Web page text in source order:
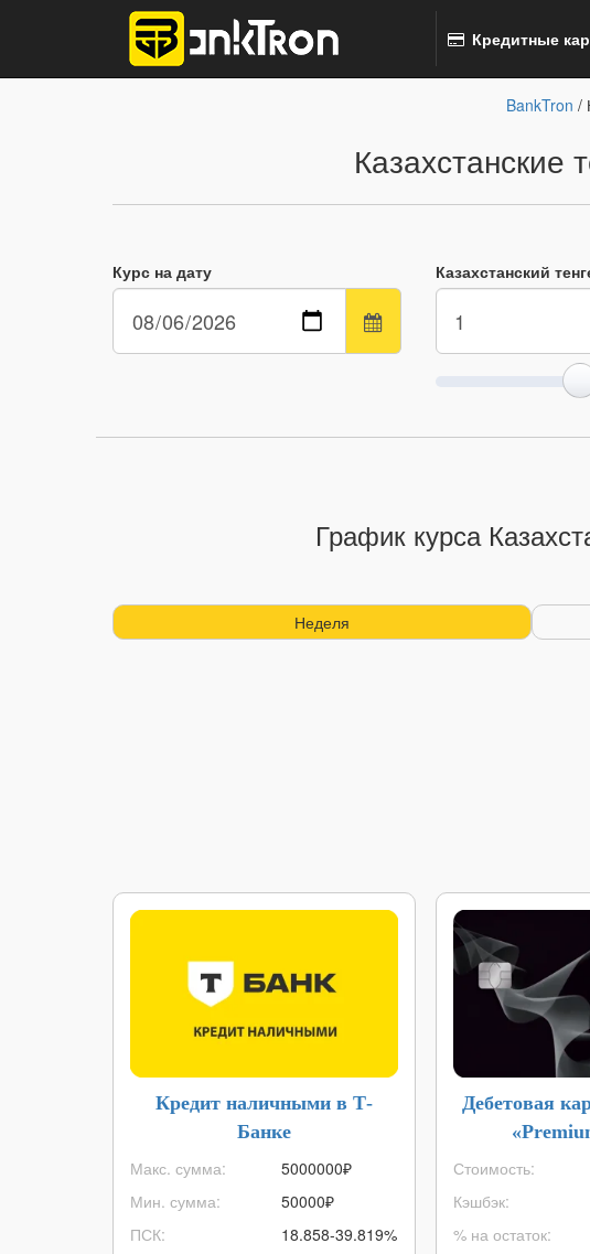
Кредитные
BankTron /
Казахстанские
Курс на дату Казахстанский
График курса
Неделя
Кредит наличными в Т-
Банке
Макс. сумма:
Мин. сумма:
ПСК:
5000000₽
50000₽
18.858-39.819%
Дебетовая
Стоимость:
Кэшбэк:
% на остаток: